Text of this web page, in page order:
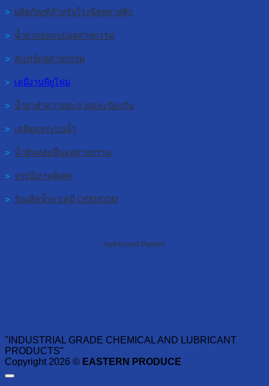
> ผลิตภัณฑ์สำหรับโรงฉีดพลาสติก
> น้ำยาถอดแบบอุตสาหกรรม
> สเปรย์อุตสาหกรรม
> เคมีงานพียูโฟม
> น้ำยาทำความสะอาดและป้องกัน
> เคมีดูแลระบบน้ำ
> น้ำมันหล่อลื่นอุตสาหกรรม
> จารบีเกรดพิเศษ
> รับผลิตน้ำยาเคมี OEM/ODM
Authorized Partner
"INDUSTRIAL GRADE CHEMICAL AND LUBRICANT
PRODUCTS"
Copyright 2026 © EASTERN PRODUCE